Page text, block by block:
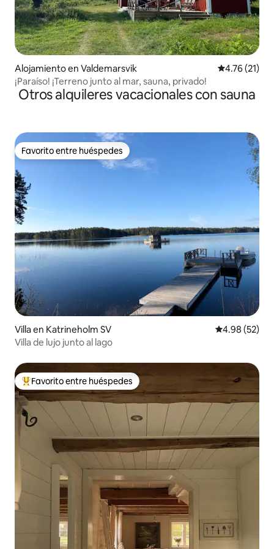
Alojamiento en Valdemarsvik Calificación
4.76 (21)
¡Paraíso! ¡Terreno junto al mar, sauna, privado!
Otros alquileres vacacionales con sauna
Favorito entre huéspedes
Favorito entre huéspedes
Villa en Katrineholm SV Calificación
4.98 (52)
Villa de lujo junto al lago
Favorito entre huéspedes preferido
Favorito entre huéspedes